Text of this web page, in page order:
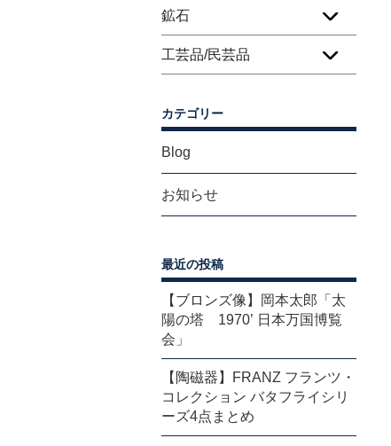
鉱石
工芸品/民芸品
カテゴリー
Blog
お知らせ
最近の投稿
【ブロンズ像】岡本太郎「太
陽の塔 1970’ 日本万国博覧
会」
【陶磁器】FRANZ フランツ・
コレクション バタフライシリ
ーズ4点まとめ